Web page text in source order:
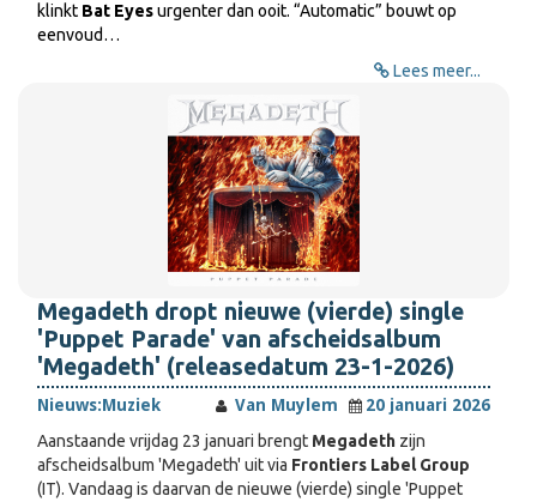
klinkt Bat Eyesurgenter dan ooit. “Automatic” bouwt op
eenvoud…
Lees meer...
Megadeth dropt nieuwe (vierde) single
'Puppet Parade' van afscheidsalbum
'Megadeth' (releasedatum 23-1-2026)
Nieuws:Muziek Van Muylem
20 januari 2026
Aanstaande vrijdag 23 januari brengt Megadeth zijn
afscheidsalbum 'Megadeth' uit via Frontiers Label Group
(IT). Vandaag is daarvan de nieuwe (vierde) single 'Puppet